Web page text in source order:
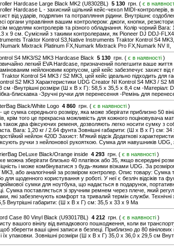
Hardcase Large Black MK2 (U8302BL) 5 130 грн. ( є в
Hardcase L - захисний щільний кейс-чехол MIDI-контролерів,
від ударів, подряпин та потрапляння рідини. Внутрішнє
органи управління вашим контролером: джоги, кнопки,
моделям контролерів та різного обладнання. Колір чорний
x 9 см. Сумісний з такими контролерами, як Pioneer DJ DDJ-
Traktor Kontrol S3,Native Instruments Traktor Kontrol S4
Mixtrack Platinum FX,Numark Mixtrack Pro FX,Numark NV II,
S4 MK3/S2 MK3 Hardcase Black 5 130 грн. ( є в наявності )
легкий EVA Hardcase, призначений полегшити ваше життя
нейлоновим корпусом, цей кейс забезпечує захист від
Traktor Kontrol S4 MK3 / S2 MK3, цей кейс ідеально підходить для
S2 MK3 Характеристики UDG Creator NI Kontrol S4 MK3 / S2
см -Внутрішні розміри (Ш х В х Г): 58,5 х 35,5 х 8,4 см -Матеріал:
блискавка -Зручні ручки для перенесення -Ремінь для
Black/White Logo 4 860 грн. ( є в наявності )
сумка середнього розміру, яка може зберігати приблизно 50
крім того це прекрасна можливість для кожного поціновувача
також два фіксуючих ременя, дозволяють легко носити сумку з
Вага: 1,20 кг / 2.64 фунта Зовнішні габарити: (Ш х В х Г) см:
нейлон 420D Захист: М'який відсік Додаткові
ручки з нейлонової рукояткою. Сумка для навушників UDG,
DeLuxe Black/Orange inside 4 293 грн. ( є в наявності )
можна зберігати близько 40 платівок або 35, якщо всередині
і може комбінуватися з будь-якими візками UDG. За
або аналогічний за розміром контролер. Опис товару: Сумка
для щоденного користування у роботі. У неї є безліч відсіків та
сумки для ноутбука, що надається в подарунок,
Сумка поставляється зі зручним ремнем через плече, який
які забезпечують комфорт та тривалий термін служби.
Внутрішні габарити: (Ш x В x Г) см: 35,5 x 33 x 9 Ма
Case 80 Vinyl Black (U93017BL) 4 212 грн. ( є в наявності )
вашого вінілу від випадкового пошкодження, коли ви
зберегти ваші цінні записи в безпеці. Приблизно до 80
їх упаковки. Зовнішні розміри (Ш x В x Г) 35,0 x 36,0 x 29,5 см